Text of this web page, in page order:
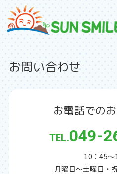
お問い合わせ
お電話での
049-
10：45〜
月曜日〜土曜日・